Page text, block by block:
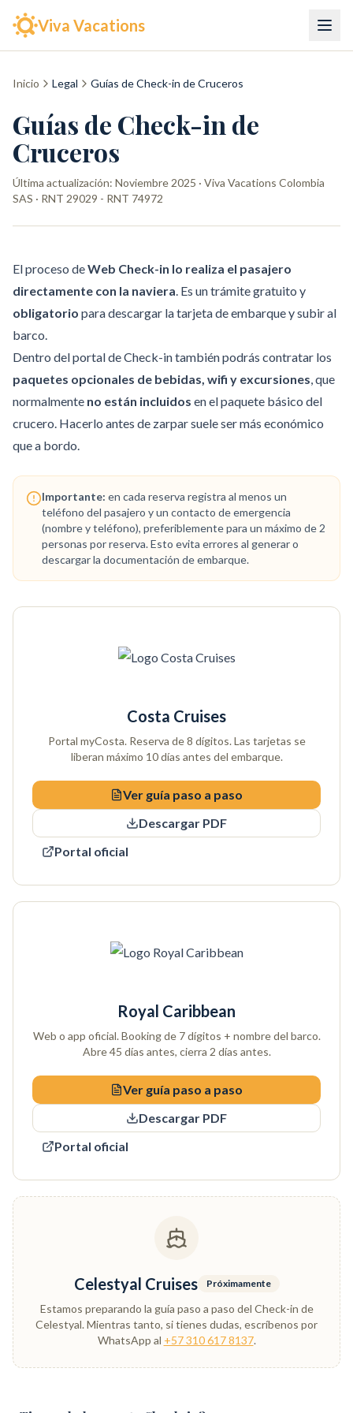
Viva Vacations
Inicio Legal Guías de Check-in de Cruceros
Guías de Check-in de
Cruceros
Última actualización: Noviembre 2025 · Viva Vacations Colombia
SAS · RNT 29029 - RNT 74972
El proceso deWeb Check-in lo realiza el pasajero
directamente con la naviera. Es un trámite gratuito y
obligatorio para descargar la tarjeta de embarque y subir al
barco.
Dentro del portal de Check-in también podrás contratar los
paquetes opcionales de bebidas, wifi y excursiones, que
normalmente no están incluidos en el paquete básico del
crucero. Hacerlo antes de zarpar suele ser más económico
que a bordo.
Importante: en cada reserva registra al menos un
teléfono del pasajero y un contacto de emergencia
(nombre y teléfono), preferiblemente para un máximo de 2
personas por reserva. Esto evita errores al generar o
descargar la documentación de embarque.
Costa Cruises
Portal myCosta. Reserva de 8 dígitos. Las tarjetas se
liberan máximo 10 días antes del embarque.
Ver guía paso a paso
Descargar PDF
Portal oficial
Royal Caribbean
Web o app oficial. Booking de 7 dígitos + nombre del barco.
Abre 45 días antes, cierra 2 días antes.
Ver guía paso a paso
Descargar PDF
Portal oficial
Celestyal Cruises Próximamente
Estamos preparando la guía paso a paso del Check-in de
Celestyal. Mientras tanto, si tienes dudas, escríbenos por
WhatsApp al +57 310 617 8137.